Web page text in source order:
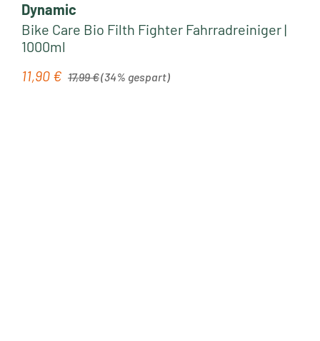
Dynamic
Bike Care Bio Filth Fighter Fahrradreiniger |
1000ml
Verkaufspreis:
11,90 € Regulärer Preis:
17,99 €(34% gespart)